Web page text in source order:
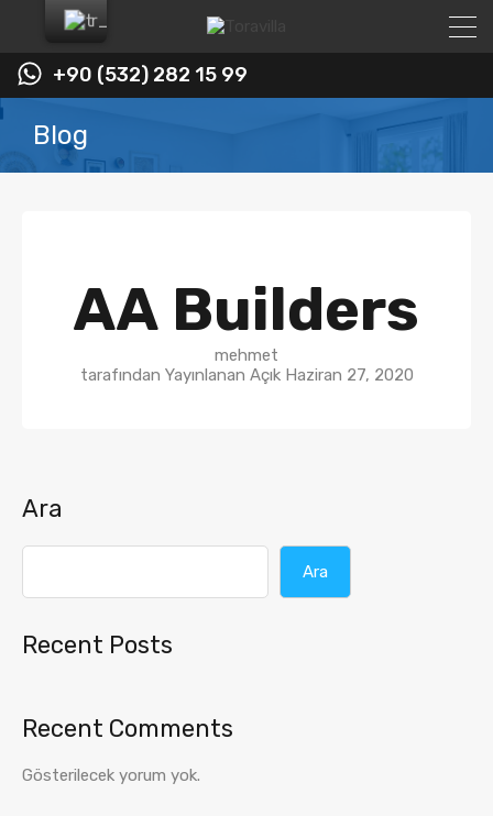
+90 (532) 282 15 99
Blog
AA Builders
mehmet
tarafından Yayınlanan Açık Haziran 27, 2020
Ara
Ara
Recent Posts
Recent Comments
Gösterilecek yorum yok.